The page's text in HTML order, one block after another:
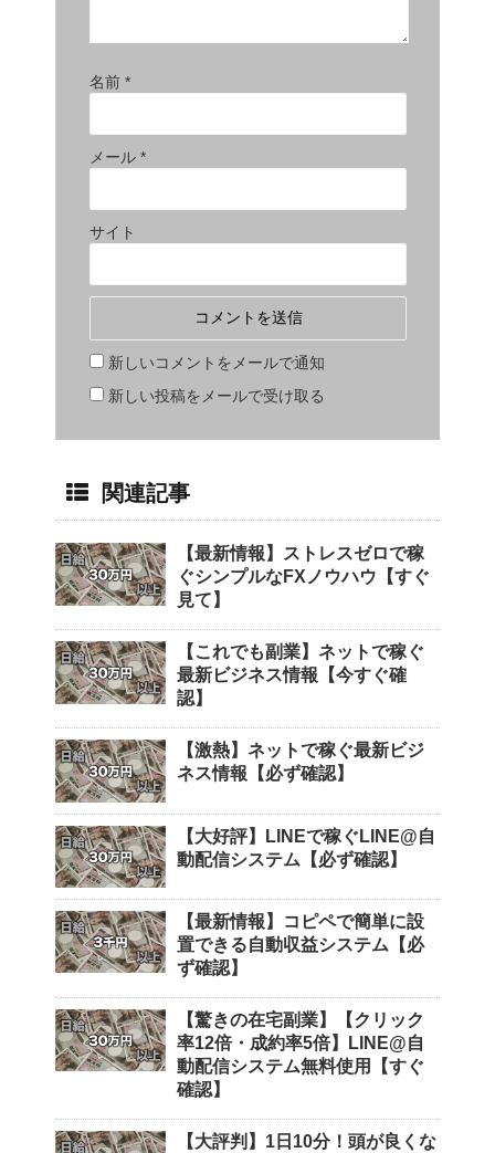
名前 *
メール *
サイト
新しいコメントをメールで通知
新しい投稿をメールで受け取る
関連記事
【最新情報】ストレスゼロで稼
ぐシンプルなFXノウハウ【すぐ
見て】
【これでも副業】ネットで稼ぐ
最新ビジネス情報【今すぐ確
認】
【激熱】ネットで稼ぐ最新ビジ
ネス情報【必ず確認】
【大好評】LINEで稼ぐLINE@自
動配信システム【必ず確認】
【最新情報】コピペで簡単に設
置できる自動収益システム【必
ず確認】
【驚きの在宅副業】【クリック
率12倍・成約率5倍】LINE@自
動配信システム無料使用【すぐ
確認】
【大評判】1日10分！頭が良くな